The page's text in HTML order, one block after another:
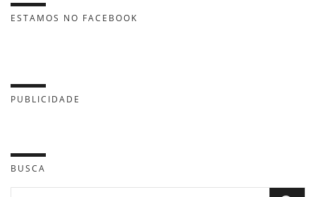
ESTAMOS NO FACEBOOK
PUBLICIDADE
BUSCA